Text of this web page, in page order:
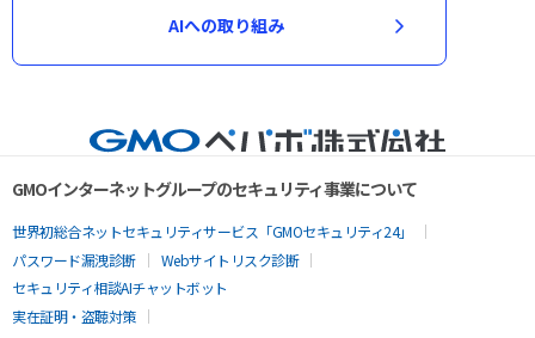
AIへの取り組み
GMOインターネットグループのセキュリティ事業について
世界初総合ネットセキュリティサービス「GMOセキュリティ24」
パスワード漏洩診断
Webサイトリスク診断
セキュリティ相談AIチャットボット
実在証明・盗聴対策